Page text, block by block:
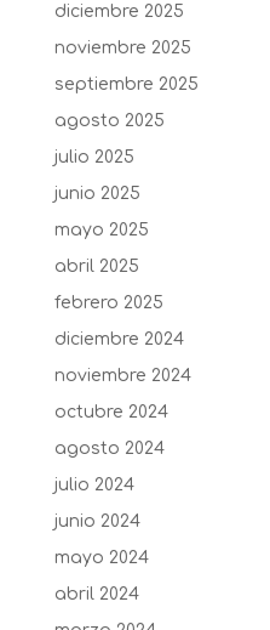
diciembre 2025
noviembre 2025
septiembre 2025
agosto 2025
julio 2025
junio 2025
mayo 2025
abril 2025
febrero 2025
diciembre 2024
noviembre 2024
octubre 2024
agosto 2024
julio 2024
junio 2024
mayo 2024
abril 2024